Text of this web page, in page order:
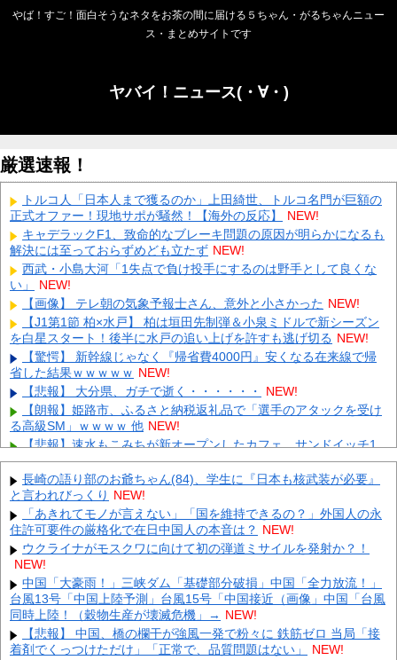
やば！すご！面白そうなネタをお茶の間に届ける５ちゃん・がるちゃんニュー
ス・まとめサイトです
ヤバイ！ニュース(・∀・)
厳選速報！
トルコ人「日本人まで獲るのか」上田綺世、トルコ名門が巨額の
正式オファー！現地サポが騒然！【海外の反応】
NEW!
キャデラックF1、致命的なブレーキ問題の原因が明らかになるも
解決には至っておらずめども立たず NEW!
西武・小島大河「1失点で負け投手にするのは野手として良くな
い」
NEW!
【画像】 テレ朝の気象予報士さん、意外と小さかった NEW!
【J1第1節 柏×水戸】 柏は垣田先制弾＆小泉ミドルで新シーズン
を白星スタート！後半に水戸の追い上げを許すも逃げ切る NEW!
【驚愕】 新幹線じゃなく『帰省費4000円』安くなる在来線で帰
省した結果ｗｗｗｗｗ NEW!
【悲報】 大分県、ガチで逝く・・・・・・
NEW!
【朗報】姫路市、ふるさと納税返礼品で「選手のアタックを受け
る高級SM」ｗｗｗｗ 他 NEW!
【悲報】速水もこみちが新オープンしたカフェ、サンドイッチ1
つ3000円ｗｗｗｗｗｗｗｗｗｗｗｗｗ 他 NEW!
【にじさんじ】すこや、母親に「ゴミ持ってきなさいよ！」→ お
しり振りながら「いーやーヤダヤダ」した結果ガチめにしばかれ
る... NEW!
【衝撃】カーミラかそれとも…！？悩む選択の結果がコチラ 他
NEW!
【試合後コメント】新庄監督｜楽天 19回戦｜コメントまとめ｜
8/9 他
NEW!
【悲報】 取引先専務「Aを20個注文する」 ぼく「いつも1～2個
しか使わないけど本当に20であってる？」 取専「あってる...
【画像】北朝鮮のビアガール、エッッッッッッッッッッッッッッ
ッッッ！
NEW!
長崎の語り部のお爺ちゃん(84)、学生に『日本も核武装が必要』
と言われびっくり NEW!
「あきれてモノが言えない」「国を維持できるの？」外国人の永
住許可要件の厳格化で在日中国人の本音は？ NEW!
ウクライナがモスクワに向けて初の弾道ミサイルを発射か？！
NEW!
中国「大豪雨！」三峡ダム「基礎部分破損」中国「全力放流！」
台風13号「中国上陸予測」台風15号「中国接近（画像」中国「台風
同時上陸！（穀物生産が壊滅危機」→ NEW!
【悲報】 中国、橋の欄干が強風一発で粉々に 鉄筋ゼロ 当局「接
着剤でくっつけただけ」「正常で、品質問題はない」
NEW!